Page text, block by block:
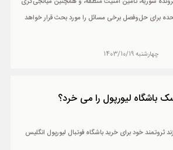
برای حل‌وفصل برخی مسائل را مورد بحث قرار خواهد
چهارشنبه 1403/10/19
باشگاه لیورپول را می خرد؟
ثروتمند خود برای خرید باشگاه فوتبال لیورپول انگلیس